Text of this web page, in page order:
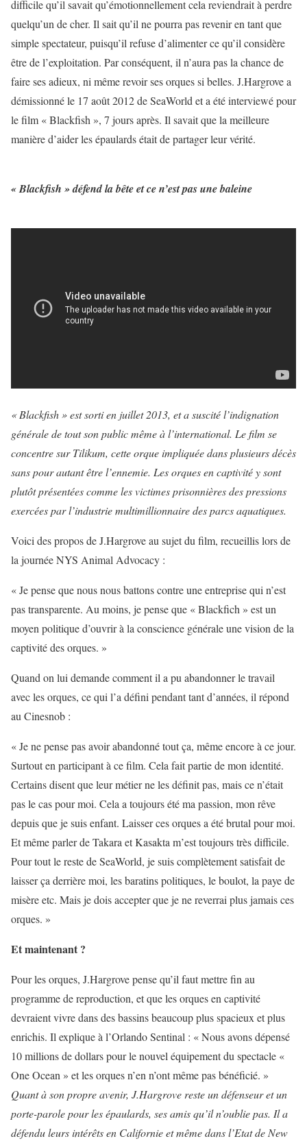
difficile qu’il savait qu’émotionnellement cela reviendrait à perdre
quelqu’un de cher. Il sait qu’il ne pourra pas revenir en tant que
simple spectateur, puisqu’il refuse d’alimenter ce qu’il considère
être de l’exploitation. Par conséquent, il n’aura pas la chance de
faire ses adieux, ni même revoir ses orques si belles. J.Hargrove a
démissionné le 17 août 2012 de SeaWorld et a été interviewé pour
le film « Blackfish », 7 jours après. Il savait que la meilleure
manière d’aider les épaulards était de partager leur vérité.
« Blackfish » défend la bête et ce n’est pas une baleine
« Blackfish » est sorti en juillet 2013, et a suscité l’indignation
générale de tout son public même à l’international. Le film se
concentre sur Tilikum, cette orque impliquée dans plusieurs décès
sans pour autant être l’ennemie. Les orques en captivité y sont
plutôt présentées comme les victimes prisonnières des pressions
exercées par l’industrie multimillionnaire des parcs aquatiques.
Voici des propos de J.Hargrove au sujet du film, recueillis lors de
la journée NYS Animal Advocacy :
« Je pense que nous nous battons contre une entreprise qui n’est
pas transparente. Au moins, je pense que « Blackfich » est un
moyen politique d’ouvrir à la conscience générale une vision de la
captivité des orques. »
Quand on lui demande comment il a pu abandonner le travail
avec les orques, ce qui l’a défini pendant tant d’années, il répond
au Cinesnob :
« Je ne pense pas avoir abandonné tout ça, même encore à ce jour.
Surtout en participant à ce film. Cela fait partie de mon identité.
Certains disent que leur métier ne les définit pas, mais ce n’était
pas le cas pour moi. Cela a toujours été ma passion, mon rêve
depuis que je suis enfant. Laisser ces orques a été brutal pour moi.
Et même parler de Takara et Kasakta m’est toujours très difficile.
Pour tout le reste de SeaWorld, je suis complètement satisfait de
laisser ça derrière moi, les baratins politiques, le boulot, la paye de
misère etc. Mais je dois accepter que je ne reverrai plus jamais ces
orques. »
Et maintenant ?
Pour les orques, J.Hargrove pense qu’il faut mettre fin au
programme de reproduction, et que les orques en captivité
devraient vivre dans des bassins beaucoup plus spacieux et plus
enrichis. Il explique à l’Orlando Sentinal : « Nous avons dépensé
10 millions de dollars pour le nouvel équipement du spectacle «
One Ocean » et les orques n’en n’ont même pas bénéficié. »
Quant à son propre avenir, J.Hargrove reste un défenseur et un
porte-parole pour les épaulards, ses amis qu’il n’oublie pas. Il a
défendu leurs intérêts en Californie et même dans l’Etat de New